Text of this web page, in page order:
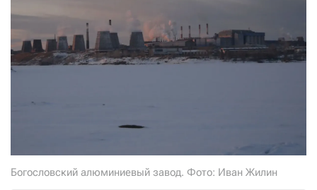
Богословский алюминиевый завод. Фото: Иван Жилин
+7 (929) 612-03-68